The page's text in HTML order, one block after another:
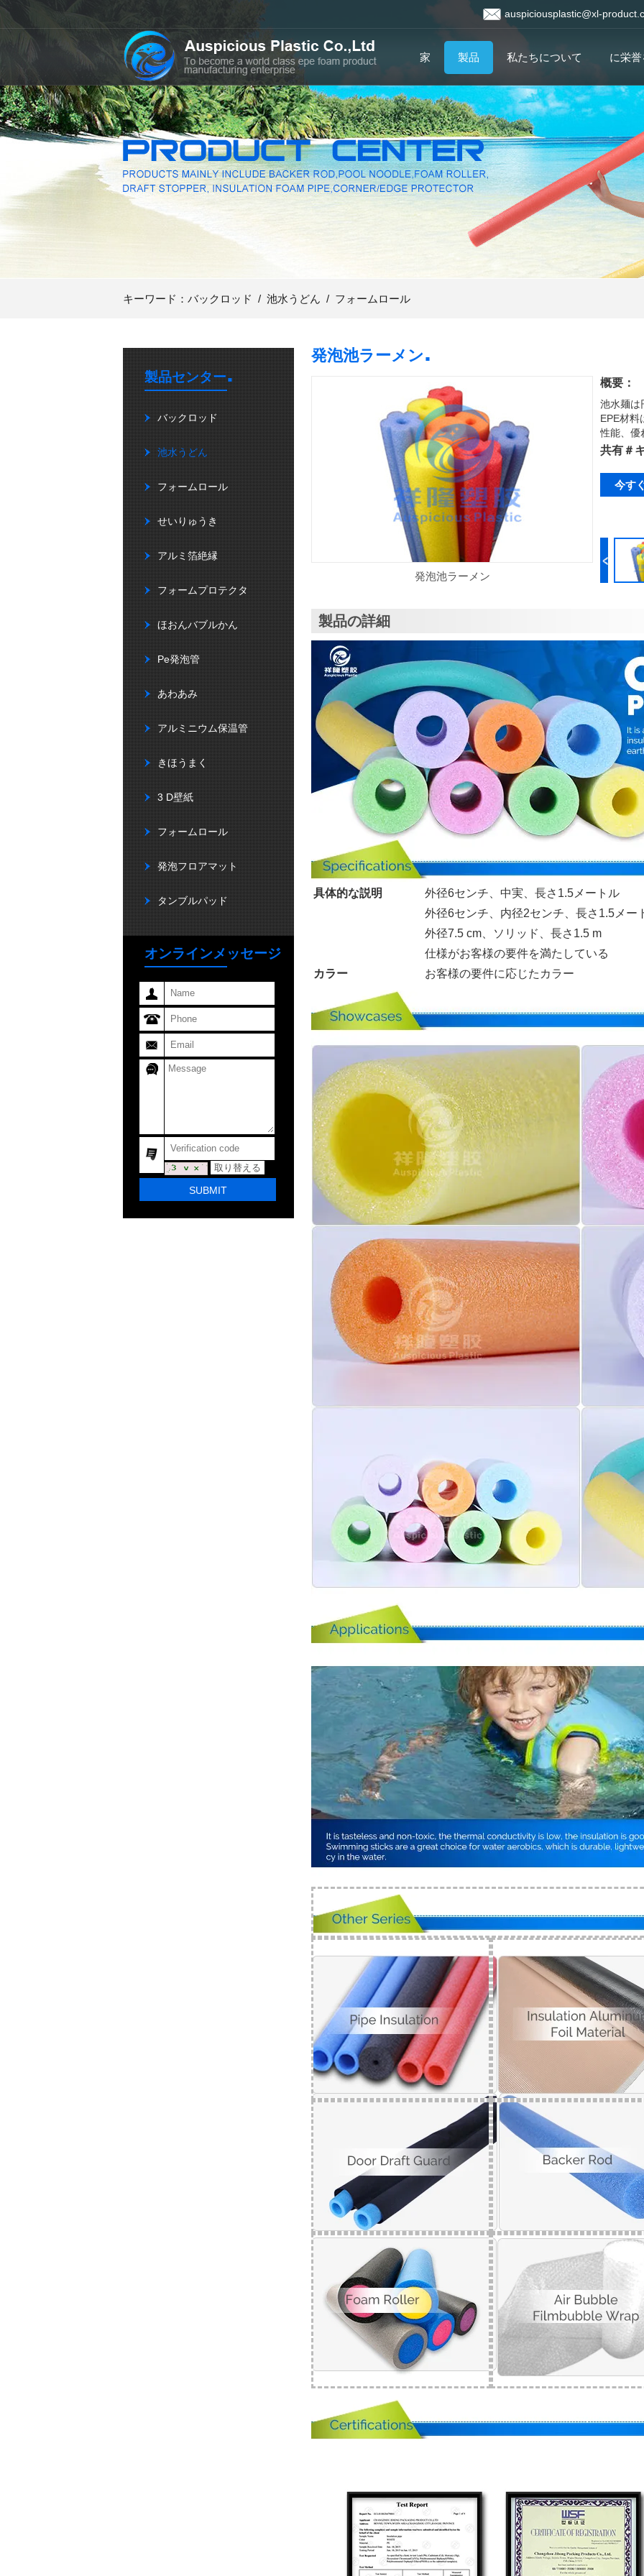
auspiciousplastic@xl-
家 製品 私たちについて に栄
キーワード： バックロッド / 池水うどん / フォームロール
製品センター.
バックロッド
池水うどん
フォームロール
せいりゅうき
アルミ箔絶縁
フォームプロテクタ
ほおんバブルかん
Pe発泡管
あわあみ
アルミニウム保温管
きほうまく
3 D壁紙
フォームロール
発泡フロアマット
タンブルパッド
オンラインメッセージ
取り替える
発泡池ラーメン.
発泡池ラーメン
概要：
池水麺は
EPE材料
性能、優
共有＃
今す
製品の詳細
具体的な説明
外径6センチ、中実、長さ1.5メートル
外径6センチ、内径2センチ、長さ1.5メー
外径7.5 cm、ソリッド、長さ1.5 m
仕様がお客様の要件を満たしている
カラー
お客様の要件に応じたカラー